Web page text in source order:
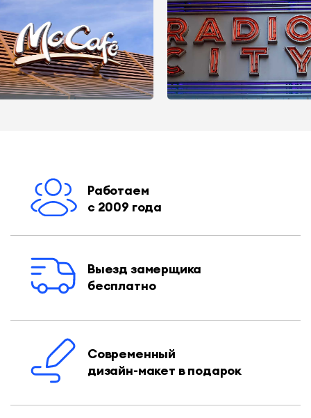
Работаем
с 2009 года
Выезд замерщика
бесплатно
Современный
дизайн-макет в подарок